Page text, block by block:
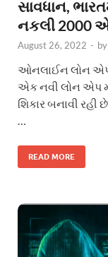
સાવધાન,
નકલી 2000
August 26, 2022 - by
ઓનલાઈન લોન એપ
એક નવી લોન એપ
શિકાર બનાવી
…
READ MORE